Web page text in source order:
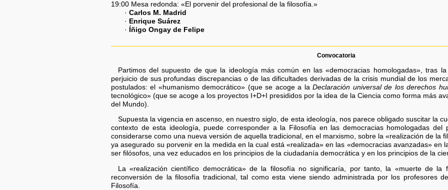
19:00 Mesa redonda: «El porvenir del profesional de la filosofía.»
·Carlos M. Madrid
· Enrique Suárez
·
Íñigo Ongay de Felipe
Convocatoria
Partimos del supuesto de que la ideología más común en las «democracias homologadas», tras
perjuicio de sus profundas discrepancias o de las dificultades derivadas de la crisis mundial de los
postulados: el «humanismo democrático» (que se acoge a laDeclaración universal de los derechos
tecnológico» (que se acoge a los proyectos I+D+I presididos por la idea de la Ciencia como forma más
del Mundo).
Supuesta la vigencia en ascenso, en nuestro siglo, de esta ideología, nos parece obligado suscitar la
contexto de esta ideología, puede corresponder a la Filosofía en las democracias homologadas del
considerarse como una nueva versión de aquella tradicional, en el marxismo, sobre la «realización de la
ya asegurado su porvenir en la medida en la cual está «realizada» en las «democracias avanzadas» en
ser filósofos, una vez educados en los principios de la ciudadanía democrática y en los principios de la
La «realización científico democrática» de la filosofía no significaría, por tanto, la «muerte de la
reconversión de la filosofía tradicional, tal como esta viene siendo administrada por los profesores
Filosofía.